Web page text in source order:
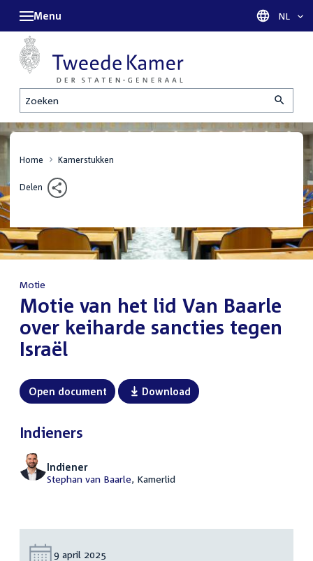
Zoeken
Menu Taal
NL
Home Kamerstukken
Delen
Motie
:Motie van het lid Van Baarle
over keiharde sancties tegen
Israël
Open document Download
Indieners
Indiener
Stephan van Baarle, Kamerlid
Datum:
9 april 2025